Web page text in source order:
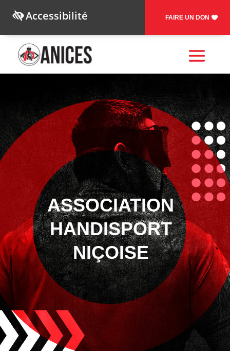
Accessibilité FAIRE UN DON
ASSOCIATION
HANDISPORT
NIÇOISE